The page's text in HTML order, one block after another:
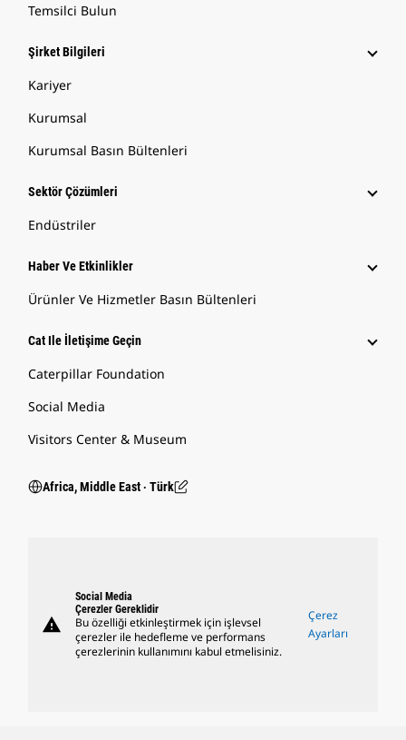
Temsilci Bulun
Şirket Bilgileri
Kariyer
Kurumsal
Kurumsal Basın Bültenleri
Sektör Çözümleri
Endüstriler
Haber Ve Etkinlikler
Ürünler Ve Hizmetler Basın Bültenleri
Cat Ile İletişime Geçin
Caterpillar Foundation
Social Media
Visitors Center & Museum
Africa, Middle East ‧ Türk
warning
Social Media
Çerezler Gereklidir
Bu özelliği etkinleştirmek için işlevsel
çerezler ile hedefleme ve performans
çerezlerinin kullanımını kabul etmelisiniz.
Çerez
Ayarları